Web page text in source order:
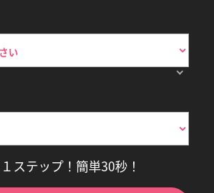
ステップ！簡単30秒！